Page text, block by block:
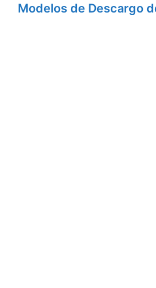
Modelos de Descargo